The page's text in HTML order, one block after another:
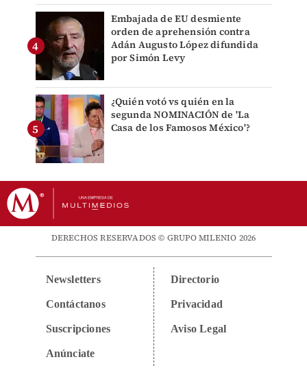
Embajada de EU desmiente
orden de aprehensión contra
Adán Augusto López difundida
por Simón Levy
¿Quién votó vs quién en la
segunda NOMINACIÓN de 'La
Casa de los Famosos México'?
DERECHOS RESERVADOS © GRUPO MILENIO 2026
Newsletters
Contáctanos
Suscripciones
Anúnciate
Directorio
Privacidad
Aviso Legal